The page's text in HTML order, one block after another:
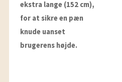
ekstra lange (152 cm),
for at sikre en pæn
knude uanset
brugerens højde.